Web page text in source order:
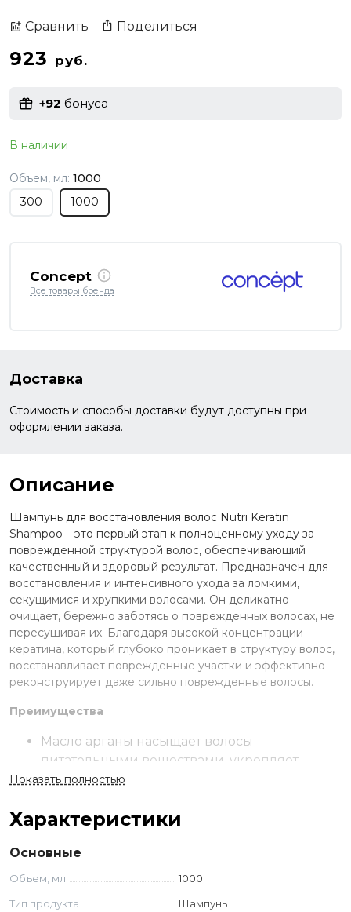
Сравнить Поделиться
923 руб.
+92 бонуса
В наличии
Объем, мл: 1000
300
1000
Concept
Все товары бренда
Доставка
Стоимость и способы доставки будут доступны при
оформлении заказа.
Описание
Шампунь для восстановления волос Nutri Keratin
Shampoo – это первый этап к полноценному уходу за
поврежденной структурой волос, обеспечивающий
качественный и здоровый результат. Предназначен для
восстановления и интенсивного ухода за ломкими,
секущимися и хрупкими волосами. Он деликатно
очищает, бережно заботясь о поврежденных волосах, не
пересушивая их. Благодаря высокой концентрации
кератина, который глубоко проникает в структуру волос,
восстанавливает поврежденные участки и эффективно
реконструирует даже сильно поврежденные волосы.
Преимущества
Масло арганы насыщает волосы
питательными веществами, укрепляет,
делает волосы мягкими и послушными,
D-пантенол создает дополнительную
для предотвращения повреждений и
ломкости, увлажняет и возвращает
Показать полностью
Характеристики
Основные
Объем, мл
1000
Тип продукта
Шампунь